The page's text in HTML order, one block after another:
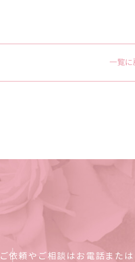
一覧に
依頼やご相談はお電話また